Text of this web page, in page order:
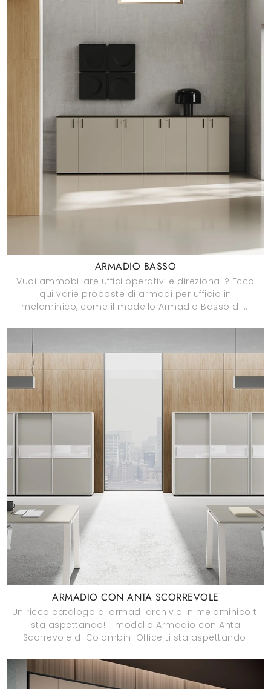
ARMADIO BASSO
Vuoi ammobiliare uffici operativi e direzionali? Ecco
qui varie proposte di armadi per ufficio in
melaminico, come il modello Armadio Basso di ...
ARMADIO CON ANTA SCORREVOLE
Un ricco catalogo di armadi archivio in melaminico ti
sta aspettando! Il modello Armadio con Anta
Scorrevole di Colombini Office ti sta aspettando!